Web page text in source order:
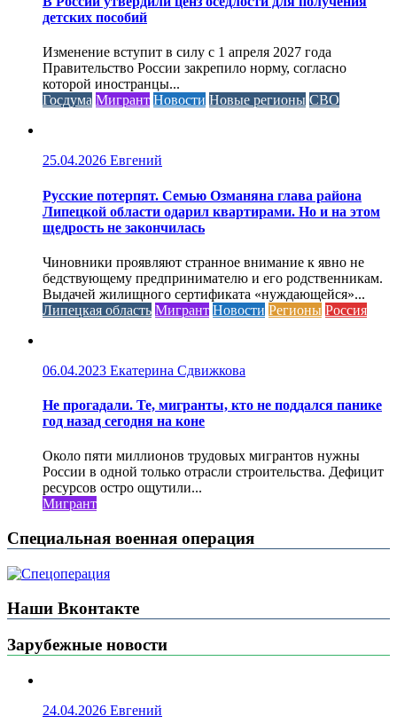
детских пособий
Изменение вступит в силу с 1 апреля 2027 года
Правительство России закрепило норму, согласно
которой иностранцы...
Госдума Мигрант Новости Новые регионы СВО
25.04.2026 Евгений
Русские потерпят. Семью Озманяна глава района
Липецкой области одарил квартирами. Но и на этом
щедрость не закончилась
Чиновники проявляют странное внимание к явно не
бедствующему предпринимателю и его родственникам.
Выдачей жилищного сертификата «нуждающейся»...
Липецкая область Мигрант Новости Регионы Россия
06.04.2023 Екатерина Сдвижкова
Не прогадали. Те, мигранты, кто не поддался панике
год назад сегодня на коне
Около пяти миллионов трудовых мигрантов нужны
России в одной только отрасли строительства. Дефицит
ресурсов остро ощутили...
Мигрант
Специальная военная операция
Наши Вконтакте
Зарубежные новости
24.04.2026 Евгений